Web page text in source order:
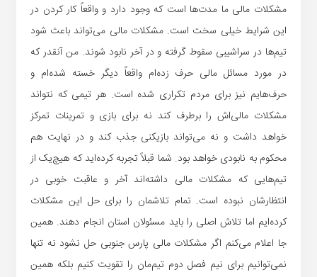
مشکلات مالی ما مدت‌ها است که وجود دارد و واقعاً کار کردن در
این شرایط خیلی سخت است. مشکلات مالی می‌تواند باعث شود
تیم‌ها در سراشیبی سقوط گرفته و در آخر نابود شوند. من آنقدر که
در مورد مسائل مالی حرف زده‌ام واقعاً دیگر خسته شده‌ام و
حرف‌هایم نیز برای مردم تکراری شده است. هر تیمی که نتواند
مشکلات مالی‌اش را برطرف کند نه برای بازی و تمرینات تمرکز
خواهد داشت و نه می‌تواند بازیکنی جذب کند و در نهایت هم
محکوم به نابودی خواهد بود. شما قبلاً تجربه کرده‌اید که هیچ‌یک از
تیم‌هایی که مشکلات مالی داشته‌اند آخر و عاقبت خوبی در
انتظارشان نبوده است. تمام تلاشمان را برای حل این مشکلات
کرده‌ایم اما تلاش اصلی را باید مسئولان استان انجام دهند. همین
جا اعلام می‌کنم اگر مشکلات مالی پارس جنوبی حل نشود نه تنها
نمی‌توانیم برای نیم فصل دوم تیم‌مان را تقویت کنیم بلکه همین